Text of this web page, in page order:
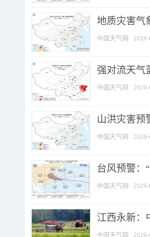
地质灾害气
中国天气网
强对流天气
中国天气网
山洪灾害预
中国天气网
台风预警：
中国天气网
江西永新：
中国天气网